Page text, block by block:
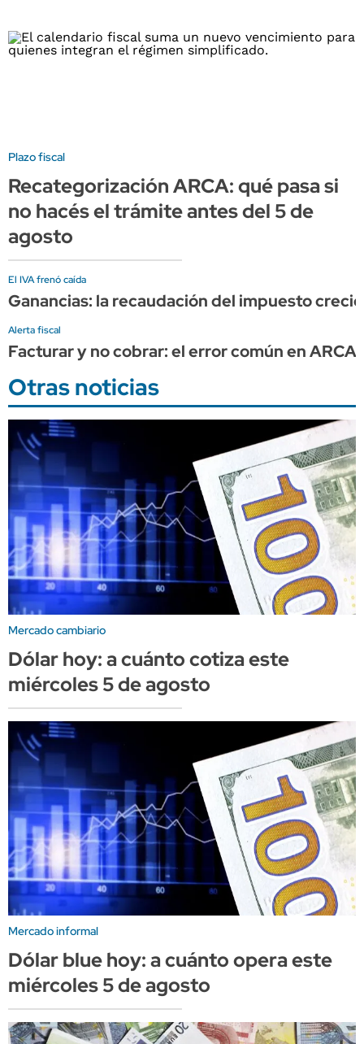
Plazo fiscal
Recategorización ARCA: qué pasa si
no hacés el trámite antes del 5 de
agosto
El IVA frenó caída
Ganancias: la recaudación del impuesto
Alerta fiscal
Facturar y no cobrar: el error común en
Otras noticias
Mercado cambiario
Dólar hoy: a cuánto cotiza este
miércoles 5 de agosto
Mercado informal
Dólar blue hoy: a cuánto opera este
miércoles 5 de agosto